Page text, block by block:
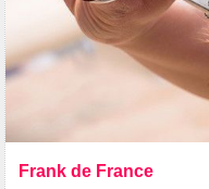
Frank de France